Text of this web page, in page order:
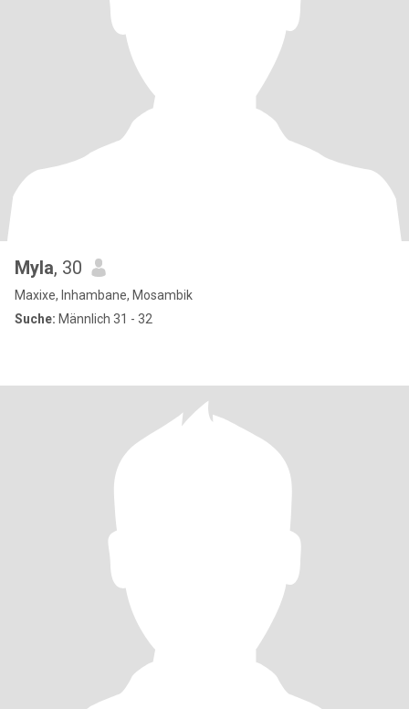
Myla, 30
Maxixe, Inhambane, Mosambik
Suche: Männlich 31 - 32